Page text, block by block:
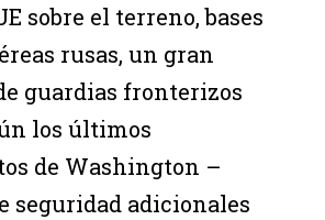
sobre el terreno, bases
rusas, un gran
guardias fronterizos
los últimos
de Washington –
seguridad adicionales